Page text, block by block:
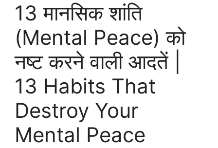
13 मानसिक शांति
(Mental Peace) को
नष्ट करने वाली आदतें |
13 Habits That
Destroy Your
Mental Peace